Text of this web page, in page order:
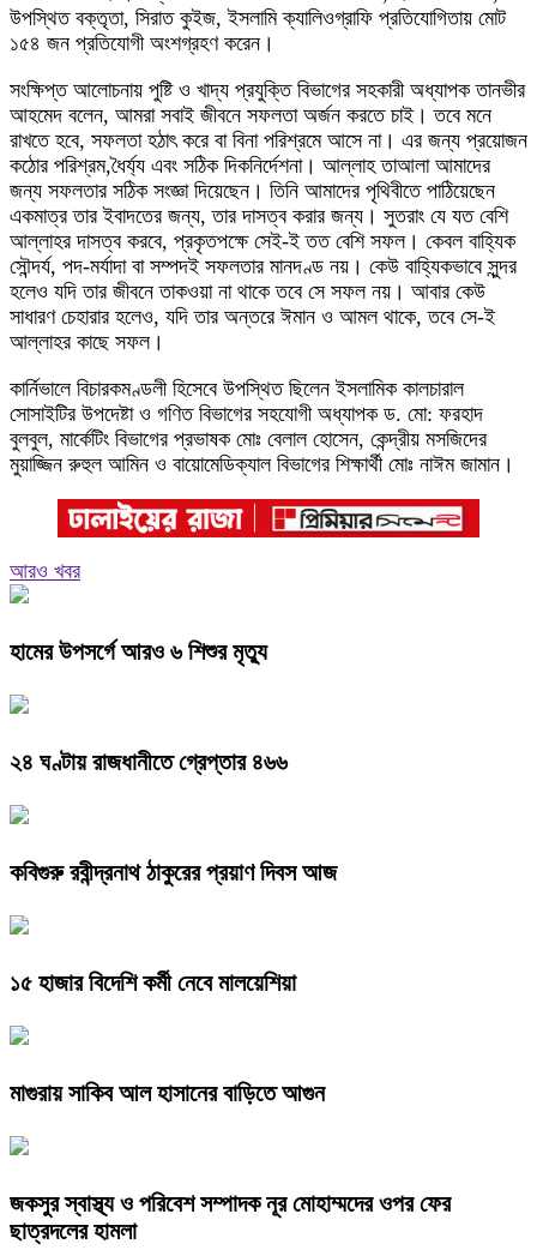
উপস্থিত বক্তৃতা, সিরাত কুইজ, ইসলামি ক্যালিওগ্রাফি প্রতিযোগিতায় মোট
১৫৪ জন প্রতিযোগী অংশগ্রহণ করেন।
সংক্ষিপ্ত আলোচনায় পুষ্টি ও খাদ্য প্রযুক্তি বিভাগের সহকারী অধ্যাপক তানভীর
আহমেদ বলেন, আমরা সবাই জীবনে সফলতা অর্জন করতে চাই। তবে মনে
রাখতে হবে, সফলতা হঠাৎ করে বা বিনা পরিশ্রমে আসে না। এর জন্য প্রয়োজন
কঠোর পরিশ্রম,ধৈর্য্য এবং সঠিক দিকনির্দেশনা। আল্লাহ তাআলা আমাদের
জন্য সফলতার সঠিক সংজ্ঞা দিয়েছেন। তিনি আমাদের পৃথিবীতে পাঠিয়েছেন
একমাত্র তার ইবাদতের জন্য, তার দাসত্ব করার জন্য। সুতরাং যে যত বেশি
আল্লাহর দাসত্ব করবে, প্রকৃতপক্ষে সেই-ই তত বেশি সফল। কেবল বাহ্যিক
সৌন্দর্য, পদ-মর্যাদা বা সম্পদই সফলতার মানদণ্ড নয়। কেউ বাহ্যিকভাবে সুন্দর
হলেও যদি তার জীবনে তাকওয়া না থাকে তবে সে সফল নয়। আবার কেউ
সাধারণ চেহারার হলেও, যদি তার অন্তরে ঈমান ও আমল থাকে, তবে সে-ই
আল্লাহর কাছে সফল।
কার্নিভালে বিচারকমণ্ডলী হিসেবে উপস্থিত ছিলেন ইসলামিক কালচারাল
সোসাইটির উপদেষ্টা ও গণিত বিভাগের সহযোগী অধ্যাপক ড. মো: ফরহাদ
বুলবুল, মার্কেটিং বিভাগের প্রভাষক মোঃ বেলাল হোসেন, কেন্দ্রীয় মসজিদের
মুয়াজ্জিন রুহুল আমিন ও বায়োমেডিক্যাল বিভাগের শিক্ষার্থী মোঃ নাঈম জামান।
আরও খবর
হামের উপসর্গে আরও ৬ শিশুর মৃত্যু
২৪ ঘণ্টায় রাজধানীতে গ্রেপ্তার ৪৬৬
কবিগুরু রবীন্দ্রনাথ ঠাকুরের প্রয়াণ দিবস আজ
১৫ হাজার বিদেশি কর্মী নেবে মালয়েশিয়া
মাগুরায় সাকিব আল হাসানের বাড়িতে আগুন
জকসুর স্বাস্থ্য ও পরিবেশ সম্পাদক নূর মোহাম্মদের ওপর ফের
ছাত্রদলের হামলা